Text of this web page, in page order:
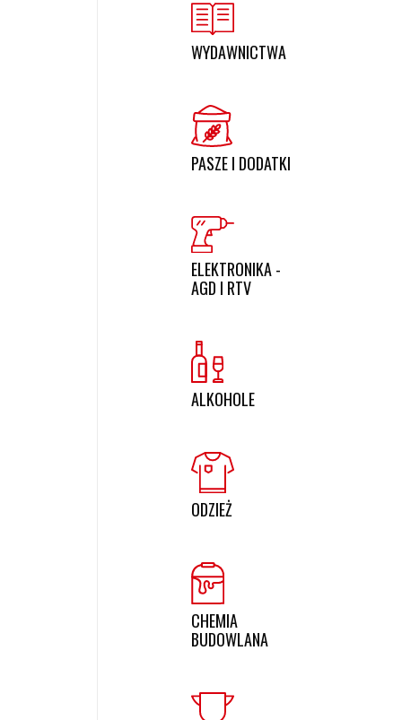
WYDAWNICTWA
PASZE I DODATKI
ELEKTRONIKA -
AGD I RTV
ALKOHOLE
ODZIEŻ
CHEMIA
BUDOWLANA